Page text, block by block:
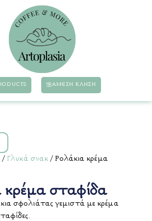
ΆΜΕΣΗ ΚΛΗΣΗ
/ Γλυκά σνακ / Ρολάκια κρέμα
κρέμα σταφίδα
σφολιάτας γεμιστά με κρέμα